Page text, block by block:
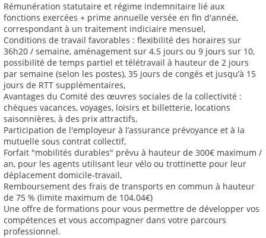
Rémunération statutaire et régime indemnitaire lié aux
fonctions exercées + prime annuelle versée en fin d'année,
correspondant à un traitement indiciaire mensuel,
Conditions de travail favorables : flexibilité des horaires sur
36h20 / semaine, aménagement sur 4.5 jours ou 9 jours sur 10,
possibilité de temps partiel et télétravail à hauteur de 2 jours
par semaine (selon les postes), 35 jours de congés et jusqu’à 15
jours de RTT supplémentaires,
Avantages du Comité des œuvres sociales de la collectivité :
chèques vacances, voyages, loisirs et billetterie, locations
saisonnières, à des prix attractifs,
Participation de l'employeur à l’assurance prévoyance et à la
mutuelle sous contrat collectif,
Forfait "mobilités durables" prévu à hauteur de 300€ maximum /
an, pour les agents utilisant leur vélo ou trottinette pour leur
déplacement domicile-travail,
Remboursement des frais de transports en commun à hauteur
de 75 % (limite maximum de 104.04€)
Une offre de formations pour vous permettre de développer vos
compétences et vous accompagner dans votre parcours
professionnel.